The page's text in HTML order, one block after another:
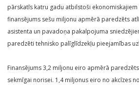
pārskatīs katru gadu atbilstoši
finansējums sešu miljonu apmērā paredzēts
asistenta un pavadoņa pakalpojuma
paredzēti tehnisko palīglīdzekļu pieejamības
Finansējums 3,2 miljonu eiro apmērā
sekmīgai norisei. 1,4 miljonus eiro no akcīzes